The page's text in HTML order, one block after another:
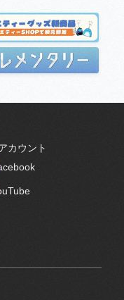
カウント